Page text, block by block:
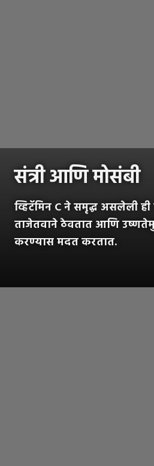
संत्री आणि मोसंबी
व्हिटॅमिन C ने समृद्ध असलेली
ताजेतवाने ठेवतात आणि
करण्यास मदत करतात.